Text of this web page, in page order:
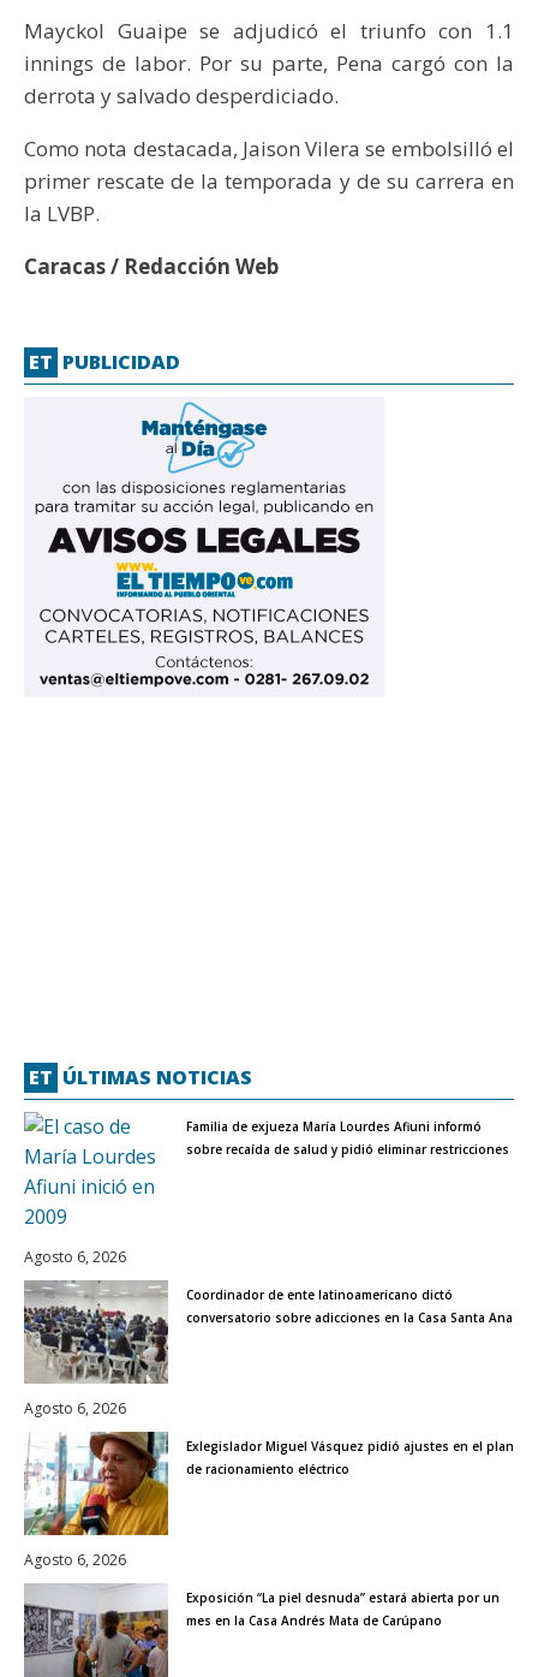
Mayckol Guaipe se adjudicó el triunfo con 1.1
innings de labor. Por su parte, Pena cargó con la
derrota y salvado desperdiciado.
Como nota destacada, Jaison Vilera se embolsilló el
primer rescate de la temporada y de su carrera en
la LVBP.
Caracas / Redacción Web
ET PUBLICIDAD
ET ÚLTIMAS NOTICIAS
Familia de exjueza María Lourdes Afiuni informó
sobre recaída de salud y pidió eliminar restricciones
Agosto 6, 2026
Coordinador de ente latinoamericano dictó
conversatorio sobre adicciones en la Casa Santa Ana
Agosto 6, 2026
Exlegislador Miguel Vásquez pidió ajustes en el plan
de racionamiento eléctrico
Agosto 6, 2026
Exposición “La piel desnuda” estará abierta por un
mes en la Casa Andrés Mata de Carúpano